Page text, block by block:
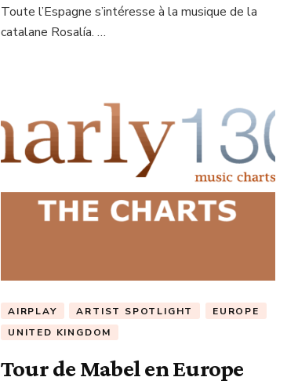
Toute l’Espagne s’intéresse à la musique de la
catalane Rosalía. …
AIRPLAY ARTIST SPOTLIGHT
EUROPE
UNITED KINGDOM
Tour de Mabel en Europe